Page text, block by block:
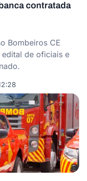
contratada
Bombeiros CE
de oficiais e